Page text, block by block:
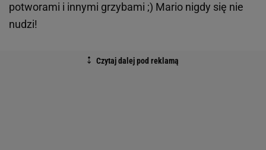
potworami i innymi grzybami ;) Mario nigdy się nie
nudzi!